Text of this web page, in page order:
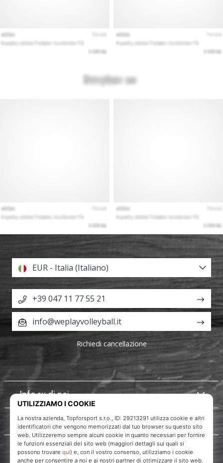
Info su di noi
Servizio clienti
EUR - Italia (Italiano)
+39 047 11 77 55 21
info@weplayvolleyball.it
Richiedi cancellazione